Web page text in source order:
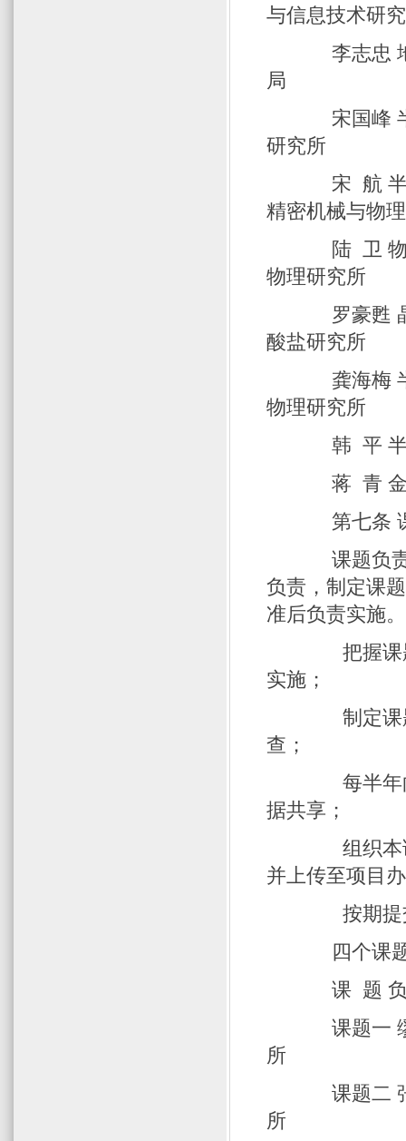
与信息技术
李志忠
局
宋国峰
研究所
宋 航
精密机械与
陆 卫
物理研究所
罗豪
酸盐研究所
龚海梅
物理研究所
韩 平
蒋 青
第七条
课题负责
负责，制定课
准后负责实施
把握课题
实施；
制定课题
查；
每半年向
据共享；
组织本课
并上传至项目
按期提交
四个课题
课 题 负
课题一 缪
所
课题二 张
所